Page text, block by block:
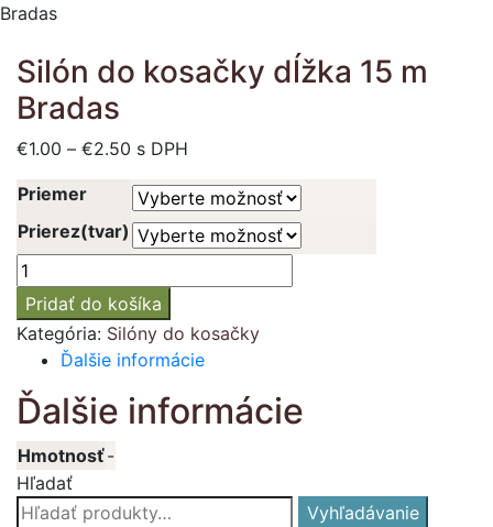
Bradas
Silón do kosačky dĺžka 15 m
Bradas
€1.00 – €2.50 Price
€1.00
through
€2.50
s DPH
Priemer
Prierez(tvar)
množstvo
Silón
do
kosačky
15
m
Bradas
Pridať do košíka
Kategória: Silóny do kosačky
Ďalšie informácie
Ďalšie informácie
Hmotnosť-
Hľadať
Hľadať:
Vyhľadávanie